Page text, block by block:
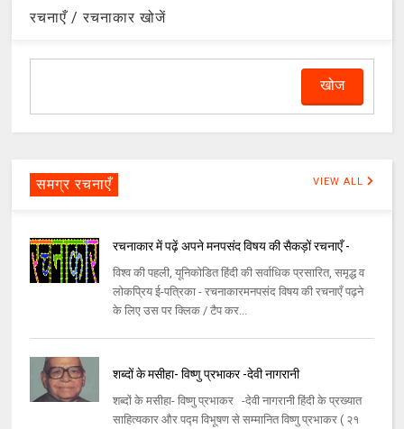
रचनाएँ / रचनाकार खोजें
समग्र रचनाएँ VIEW ALL
रचनाकार में पढ़ें अपने मनपसंद विषय की सैकड़ों रचनाएँ -
विश्व की पहली, यूनिकोडित हिंदी की सर्वाधिक प्रसारित, समृद्ध व
लोकप्रिय ई-पत्रिका - रचनाकारमनपसंद विषय की रचनाएँ पढ़ने
के लिए उस पर क्लिक / टैप कर...
शब्दों के मसीहा- विष्णु प्रभाकर -देवी नागरानी
शब्दों के मसीहा- विष्णु प्रभाकर -देवी नागरानी हिंदी के प्रख्यात
साहित्यकार और पद्म विभूषण से सम्मानित विष्णु प्रभाकर ( २१